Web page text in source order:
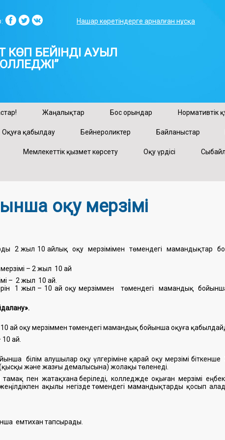
Нашар көретіндерге арналған нұсқа
КӨП БЕЙІНДІ АУЫЛ
Жаңалықтар Бос орындар Нормативтік
Оқуға қабылдау Бейнероликтер Байланыстар
Мемлекеттік қызмет көрсету Оқу үрдісі
оқу мерзімі
2 жыл 10 айлық оқу мерзімімен төмендегі мамандықтар
– 2 жыл 10 ай
– 2 жыл 10 ай.
1 жыл – 10 ай оқу мерзіммен төмендегі мамандық
ай оқу мерзіммен төмендегі мамандық бойынша оқуға
ай.
білім алушылар оқу үлгеріміне қарай оқу мерзімі біткенше
және жазғы демалысына) жолақы төленеді.
пен жатақхана беріледі, колледжде оқыған мерзімі еңбек
ақылы негізде төмендегі мамандықтарды қосып
емтихан тапсырады.